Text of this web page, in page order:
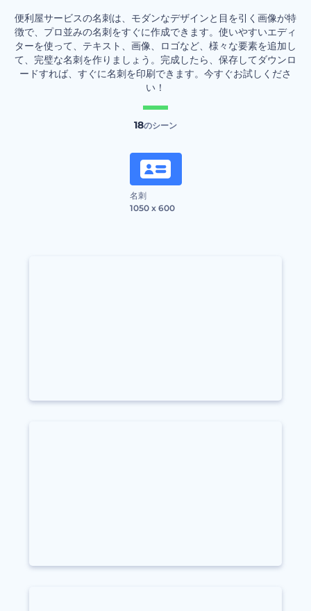
便利屋サービスの名刺は、モダンなデザインと目を引く画像が特
徴で、プロ並みの名刺をすぐに作成できます。使いやすいエディ
ターを使って、テキスト、画像、ロゴなど、様々な要素を追加し
て、完璧な名刺を作りましょう。完成したら、保存してダウンロ
ードすれば、すぐに名刺を印刷できます。今すぐお試しくださ
い！
18のシーン
名刺
1050 x 600